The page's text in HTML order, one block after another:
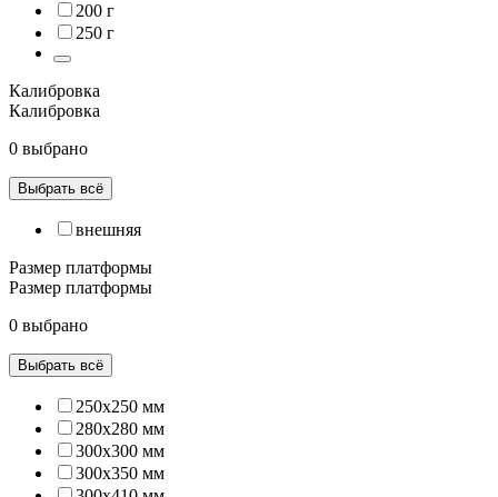
200 г
250 г
Калибровка
Калибровка
0 выбрано
Выбрать всё
внешняя
Размер платформы
Размер платформы
0 выбрано
Выбрать всё
250х250 мм
280х280 мм
300х300 мм
300х350 мм